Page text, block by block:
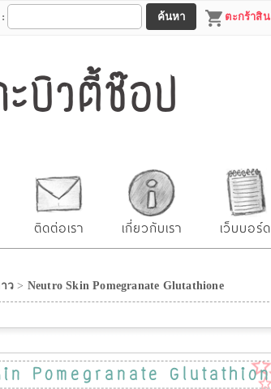
ตะกร้าสิ
บิวตี้ช๊อป
ติดต่อเรา เกี่ยวกับเรา เว็บบอร์ด
ว > Neutro Skin Pomegranate Glutathione
Pomegranate